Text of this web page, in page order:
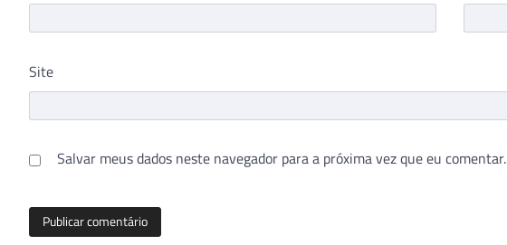
Site
Salvar meus dados neste navegador para a próxima vez que eu comentar.